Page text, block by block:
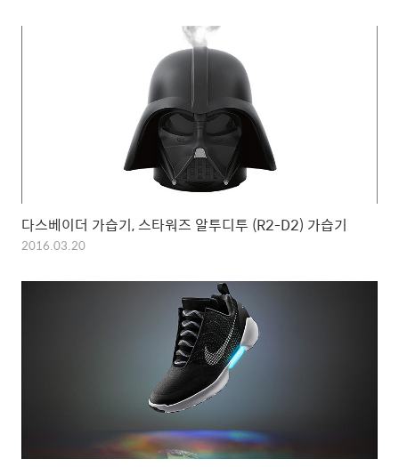
다스베이더 가습기, 스타워즈 알투디투 (R2-D2) 가습기
2016.03.20